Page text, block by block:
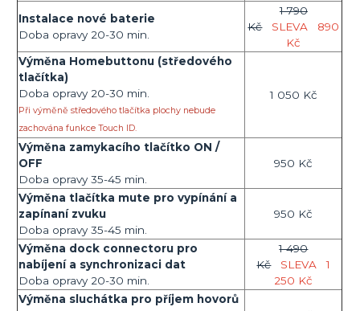
Instalace nové baterie
Doba opravy 20-30 min.
1 790
Kč
SLEVA 890
Kč
Výměna Homebuttonu (středového
tlačítka)
Doba opravy 20-30 min.
Při výměně středového tlačítka plochy nebude
zachována funkce Touch ID.
1 050 Kč
Výměna zamykacího tlačítko ON /
OFF
Doba opravy 35-45 min.
950 Kč
Výměna tlačítka mute pro vypínání a
zapínaní zvuku
Doba opravy 35-45 min.
950 Kč
Výměna dock connectoru pro
nabíjení a synchronizaci dat
Doba opravy 20-30 min.
1 490
Kč
SLEVA 1
250 Kč
Výměna sluchátka pro příjem hovorů